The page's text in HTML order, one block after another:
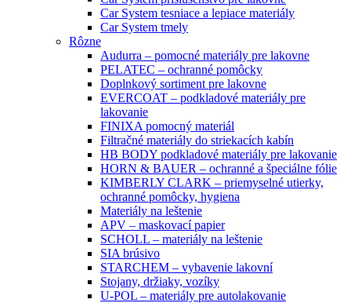
Car System tesniace a lepiace materiály
Car System tmely
Rôzne
Audurra – pomocné materiály pre lakovne
PELATEC – ochranné pomôcky
Doplnkový sortiment pre lakovne
EVERCOAT – podkladové materiály pre
lakovanie
FINIXA pomocný materiál
Filtračné materiály do striekacích kabín
HB BODY podkladové materiály pre lakovanie
HORN & BAUER – ochranné a špeciálne fólie
KIMBERLY CLARK – priemyselné utierky,
ochranné pomôcky, hygiena
Materiály na leštenie
APV – maskovací papier
SCHOLL – materiály na leštenie
SIA brúsivo
STARCHEM – vybavenie lakovní
Stojany, držiaky, vozíky
U-POL – materiály pre autolakovanie